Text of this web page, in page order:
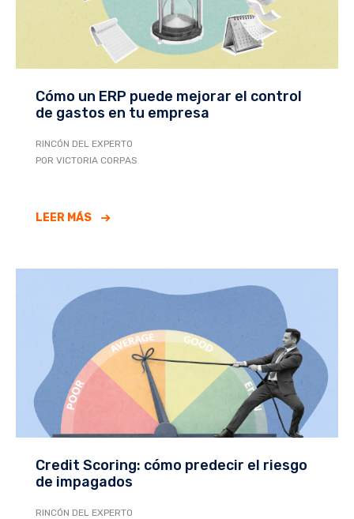
Cómo un ERP puede mejorar el control
de gastos en tu empresa
RINCÓN DEL EXPERTO
POR VICTORIA CORPAS
LEER MÁS
Credit Scoring: cómo predecir el riesgo
de impagados
RINCÓN DEL EXPERTO